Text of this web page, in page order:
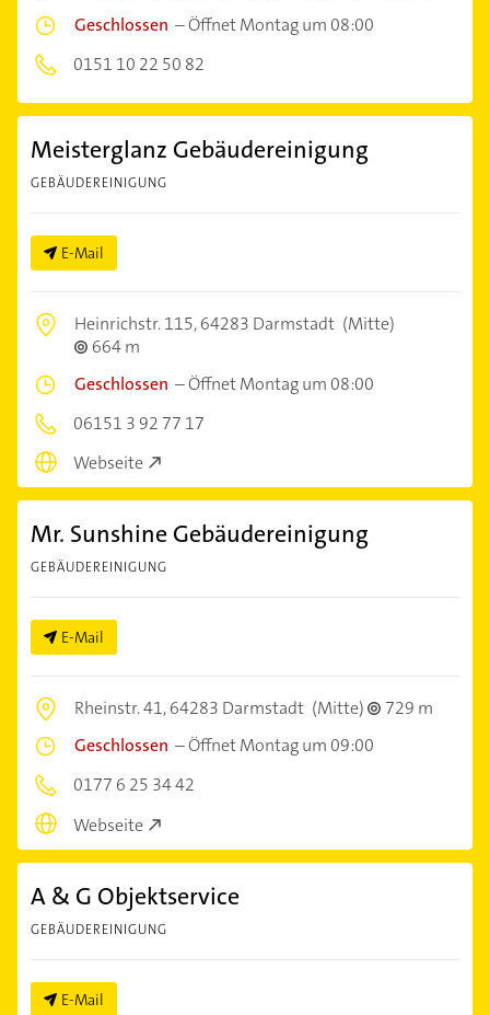
Geschlossen –Öffnet Montag um 08:00
0151 10 22 50 82
Meisterglanz Gebäudereinigung
GEBÄUDEREINIGUNG
E-Mail
Heinrichstr. 115,64283 Darmstadt (Mitte)
664 m
Geschlossen –Öffnet Montag um 08:00
06151 3 92 77 17
Webseite
Mr. Sunshine Gebäudereinigung
GEBÄUDEREINIGUNG
E-Mail
Rheinstr. 41,64283 Darmstadt (Mitte)
729 m
Geschlossen –Öffnet Montag um 09:00
0177 6 25 34 42
Webseite
A & G Objektservice
GEBÄUDEREINIGUNG
E-Mail